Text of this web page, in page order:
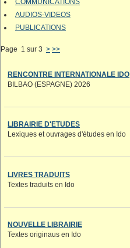
AUDIOS-VIDEOS
PUBLICATIONS
Page 1 sur 3 > >>
RENCONTRE INTERNATIONALE IDO
BILBAO (ESPAGNE) 2026
LIBRAIRIE D'ETUDES
Lexiques et ouvrages d'études en Ido
LIVRES TRADUITS
Textes traduits en Ido
NOUVELLE LIBRAIRIE
Textes originaus en Ido